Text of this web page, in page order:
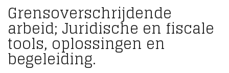
Grensoverschrijdende
arbeid; Juridische en fiscale
tools, oplossingen en
begeleiding.